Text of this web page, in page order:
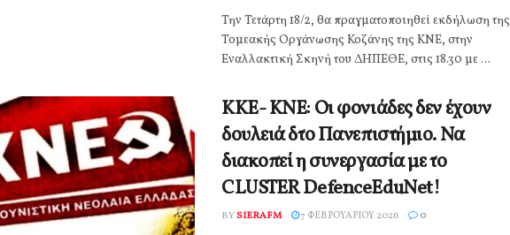
Την Τετάρτη 18/2, θα πραγματοποιηθεί εκδήλωση της
Τομεακής Οργάνωσης Κοζάνης της ΚΝΕ, στην
Εναλλακτική Σκηνή του ΔΗΠΕΘΕ, στις 18.30 με ...
ΚΚΕ- ΚΝΕ: Οι φονιάδες δεν έχουν
δουλειά δτο Πανεπιστήμιο. Να
διακοπεί η συνεργασία με το
CLUSTER DefenceEduNet!
BYSIERAFM 7 ΦΕΒΡΟΥΑΡΊΟΥ 2026 0